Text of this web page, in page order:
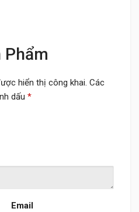
Phẩm
hiển thị công khai. Các
dấu *
Email